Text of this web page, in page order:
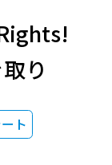
り
ト